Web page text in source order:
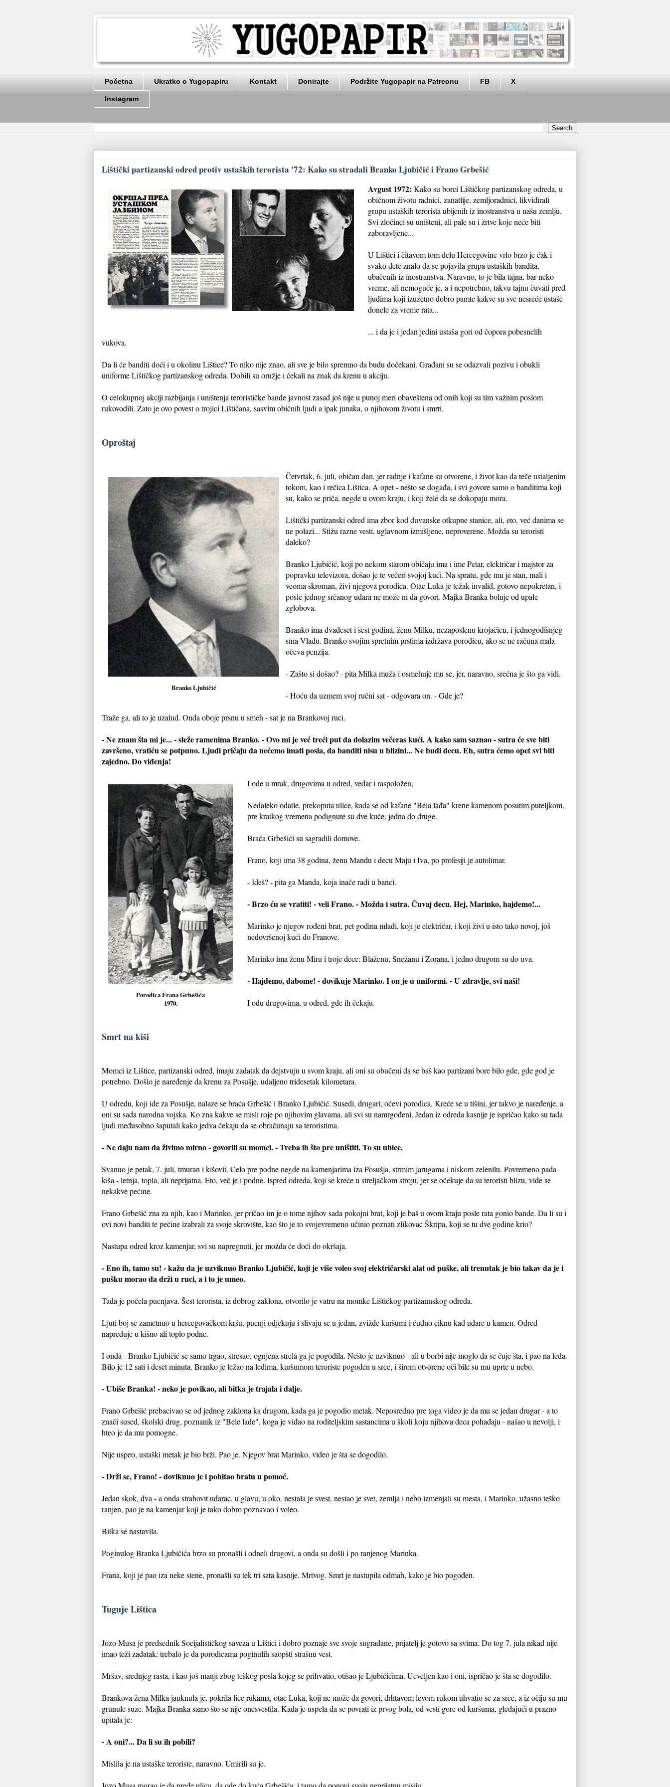
Početna Ukratko o Yugopapiru Kontakt Donirajte Podržite Yugopapir na Patreonu FB X
Instagram
Lištički partizanski odred protiv ustaških terorista '72: Kako su stradali Branko Ljubičić i Frano Grbešić
Avgust 1972: Kako su borci Lištičkog partizanskog odreda, u
običnom životu radnici, zanatlije, zemljoradnici, likvidirali
grupu ustaških terorista ubijenih iz inostranstva u našu zemlju.
Svi zločinci su uništeni, ali pale su i žrtve koje neće biti
zaboravljene...
U Lištici i čitavom tom delu Hercegovine vrlo brzo je čak i
svako dete znalo da se pojavila grupa ustaških bandita,
ubačenih iz inostranstva. Naravno, to je bila tajna, bar neko
vreme, ali nemoguće je, a i nepotrebno, takvu tajnu čuvati pred
ljudima koji izuzetno dobro pamte kakve su sve nesreće ustaše
donele za vreme rata...
... i da je i jedan jedini ustaša gori od čopora pobesnelih
vukova.
Da li će banditi doći i u okolinu Lištice? To niko nije znao, ali sve je bilo spremno da budu dočekani. Građani su se odazvali pozivu i obukli
uniforme Lištičkog partizanskog odreda. Dobili su oružje i čekali na znak da krenu u akciju.
O celokupnoj akciji razbijanja i uništenja terorističke bande javnost zasad još nije u punoj meri obaveštena od onih koji su tim važnim poslom
rukovodili. Zato je ovo povest o trojici Lištičana, sasvim običnih ljudi a ipak junaka, o njihovom životu i smrti.
Oproštaj
Branko Ljubičić
Četvrtak, 6. juli, običan dan, jer radnje i kafane su otvorene, i život kao da teče ustaljenim
tokom, kao i rečica Lištica. A opet - nešto se događa, i svi govore samo o banditima koji
su, kako se priča, negde u ovom kraju, i koji žele da se dokopaju mora.
Lištički partizanski odred ima zbor kod duvanske otkupne stanice, ali, eto, već danima se
ne polazi... Stižu razne vesti, uglavnom izmišljene, neproverene. Možda su teroristi
daleko?
Branko Ljubičić, koji po nekom starom običaju ima i ime Petar, električar i majstor za
popravku televizora, došao je te večeri svojoj kući. Na spratu, gde mu je stan, mali i
veoma skroman, živi njegova porodica. Otac Luka je težak invalid, gotovo nepokretan, i
posle jednog srčanog udara ne može ni da govori. Majka Branka boluje od upale
zglobova.
Branko ima dvadeset i šest godina, ženu Milku, nezaposlenu krojačicu, i jednogodišnjeg
sina Vladu. Branko svojim spretnim prstima izdržava porodicu, ako se ne računa mala
očeva penzija.
- Zašto si došao? - pita Milka muža i osmehuje mu se, jer, naravno, srećna je što ga vidi.
- Hoću da uzmem svoj ručni sat - odgovara on. - Gde je?
Traže ga, ali to je uzalud. Onda oboje prsnu u smeh - sat je na Brankovoj ruci.
- Ne znam šta mi je... - sleže ramenima Branko. - Ovo mi je već treći put da dolazim večeras kući. A kako sam saznao - sutra će sve biti
završeno, vratiću se potpuno. Ljudi pričaju da nećemo imati posla, da banditi nisu u blizini... Ne budi decu. Eh, sutra ćemo opet svi biti
zajedno. Do viđenja!
Porodica Frana Grbešića
1970.
I ode u mrak, drugovima u odred, vedar i raspoložen,
Nedaleko odatle, prekoputa ulice, kada se od kafane "Bela lađa" krene kamenom posutim puteljkom,
pre kratkog vremena podignute su dve kuće, jedna do druge.
Braća Grbešići su sagradili domove.
Frano, koji ima 38 godina, ženu Mandu i decu Maju i Iva, po profesiji je autolimar.
- Ideš? - pita ga Manda, koja inače radi u banci.
- Brzo ću se vratiti! - veli Frano. - Možda i sutra. Čuvaj decu. Hej, Marinko, hajdemo!...
Marinko je njegov rođeni brat, pet godina mlađi, koji je električar, i koji živi u isto tako novoj, još
nedovršenoj kući do Franove.
Marinko ima ženu Miru i troje dece: Blaženu, Snežanu i Zorana, i jedno drugom su do uva.
- Hajdemo, dabome! - dovikuje Marinko. I on je u uniformi. - U zdravlje, svi naši!
I odu drugovima, u odred, gde ih čekaju.
Smrt na kiši
Momci iz Lištice, partizanski odred, imaju zadatak da dejstvuju u svom kraju, ali oni su obučeni da se baš kao partizani bore bilo gde, gde god je
potrebno. Došlo je naređenje da krenu za Posušje, udaljeno tridesetak kilometara.
U odredu, koji ide za Posušje, nalaze se braća Grbešić i Branko Ljubičić. Susedi, drugari, očevi porodica. Kreće se u tišini, jer takvo je naređenje, a
oni su sada narodna vojska. Ko zna kakve se misli roje po njihovim glavama, ali svi su namrgođeni. Jedan iz odreda kasnije je ispričao kako su tada
ljudi međusobno šaputali kako jedva čekaju da se obračunaju sa teroristima.
- Ne daju nam da živimo mirno - govorili su momci. - Treba ih što pre uništiti. To su ubice.
Svanuo je petak, 7. juli, tmuran i kišovit. Celo pre podne negde na kamenjarima iza Posušja, strmim jarugama i niskom zelenilu. Povremeno pada
kiša - letnja, topla, ali neprijatna. Eto, već je i podne. Ispred odreda, koji se kreće u streljačkom stroju, jer se očekuje da su teroristi blizu, vide se
nekakve pećine.
Frano Grbešić zna za njih, kao i Marinko, jer pričao im je o tome njihov sada pokojni brat, koji je baš u ovom kraju posle rata gonio bande. Da li su i
ovi novi banditi te pećine izabrali za svoje skrovište, kao što je to svojevremeno učinio poznati zlikovac Škripa, koji se tu dve godine krio?
Nastupa odred kroz kamenjar, svi su napregnuti, jer možda će doći do okršaja.
- Eno ih, tamo su! - kažu da je uzviknuo Branko Ljubičić, koji je više voleo svoj električarski alat od puške, ali trenutak je bio takav da je i
pušku morao da drži u ruci, a i to je umeo.
Tada je počela pucnjava. Šest terorista, iz dobrog zaklona, otvorilo je vatru na momke Lištičkog partizannskog odreda.
Ljuti boj se zametnuo u hercegovačkom kršu, pucnji odjekuju i slivaju se u jedan, zvižde kuršumi i čudno ciknu kad udare u kamen. Odred
napreduje u kišno ali toplo podne.
I onda - Branko Ljubičić se samo trgao, stresao, ognjena strela ga je pogodila. Nešto je uzviknuo - ali u borbi nije moglo da se čuje šta, i pao na leđa.
Bilo je 12 sati i deset minuta. Branko je ležao na leđima, kuršumom teroriste pogođen u srce, i širom otvorene oči bile su mu uprte u nebo.
- Ubiše Branka! - neko je povikao, ali bitka je trajala i dalje.
Frano Grbešić prebacivao se od jednog zaklona ka drugom, kada ga je pogodio metak. Neposredno pre toga video je da mu se jedan drugar - a to
znači sused, školski drug, poznanik iz "Bele lađe", koga je viđao na roditeljskim sastancima u školi koju njihova deca pohađaju - našao u nevolji, i
hteo je da mu pomogne.
Nije uspeo, ustaški metak je bio brži. Pao je. Njegov brat Marinko, video je šta se dogodilo.
- Drži se, Frano! - doviknuo je i pohitao bratu u pomoć.
Jedan skok, dva - a onda strahovit udarac, u glavu, u oko, nestala je svest, nestao je svet, zemlja i nebo izmenjali su mesta, i Marinko, užasno teško
ranjen, pao je na kamenjar koji je tako dobro poznavao i voleo.
Bitka se nastavila.
Poginulog Branka Ljubičića brzo su pronašli i odneli drugovi, a onda su došli i po ranjenog Marinka.
Frana, koji je pao iza neke stene, pronašli su tek tri sata kasnije. Mrtvog. Smrt je nastupila odmah, kako je bio pogođen.
Tuguje Lištica
Jozo Musa je predsednik Socijalističkog saveza u Lištici i dobro poznaje sve svoje sugrađane, prijatelj je gotovo sa svima. Do tog 7. jula nikad nije
imao teži zadatak: trebalo je da porodicama poginulih saopšti strašnu vest.
Mršav, srednjeg rasta, i kao još manji zbog teškog posla kojeg se prihvatio, otišao je Ljubičićima. Ucveljen kao i oni, ispričao je šta se dogodilo.
Brankova žena Milka jauknula je, pokrila lice rukama, otac Luka, koji ne može da govori, drhtavom levom rukom uhvatio se za srce, a iz očiju su mu
grunule suze. Majka Branka samo što se nije onesvestila. Kada je uspela da se povrati iz prvog bola, od vesti gore od kuršuma, gledajući u prazno
upitala je:
- A oni?... Da li su ih pobili?
Mislila je na ustaške teroriste, naravno. Umirili su je.